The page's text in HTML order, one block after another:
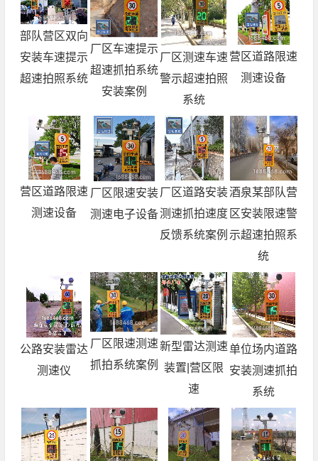
部队营区双向
安装车速提示
超速拍照系统
厂区车速提示
超速抓拍系统
安装案例
厂区测速车速
警示超速拍照
系统
营区道路限速
测速设备
营区道路限速
测速设备
厂区限速安装
测速电子设备
厂区道路安装
测速抓拍速度
反馈系统案例
酒泉某部队营
区安装限速警
示超速拍照系
统
公路安装雷达
测速仪
厂区限速测速
抓拍系统案例
新型雷达测速
装置|营区限
速
单位场内道路
安装测速抓拍
系统